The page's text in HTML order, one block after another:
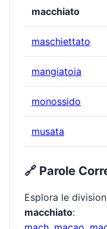
macchiato
maschiettato
mangiatoia
monossido
musata
🔗 Parole
Esplora le
macchiato: